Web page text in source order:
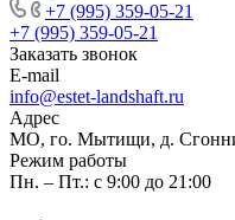
+7 (995) 359-05-21
+7 (995) 359-05-21
Заказать звонок
E-mail
info@estet-landshaft.ru
Адрес
МО, го. Мытищи, д.
Режим работы
Пн. – Пт.: с 9:00 до 21:00